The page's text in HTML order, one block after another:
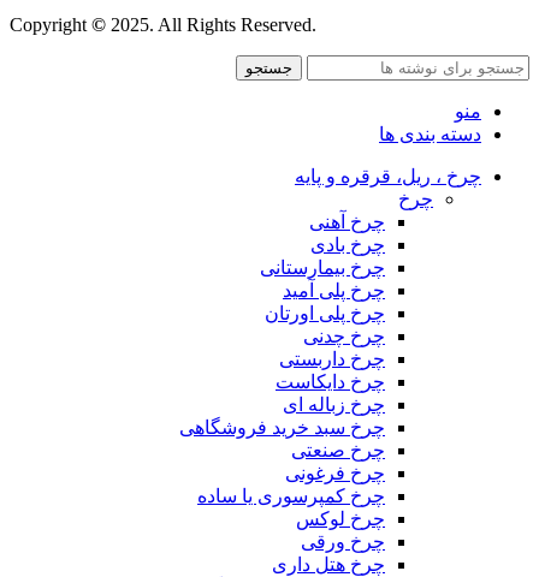
Copyright© 2025. All Rights Reserved.
جستجو
منو
دسته بندی ها
چرخ ، ریل، قرقره و پایه
چرخ
چرخ آهنی
چرخ بادی
چرخ بیمارستانی
چرخ پلی آمید
چرخ پلی اورتان
چرخ چدنی
چرخ داربستی
چرخ دایکاست
چرخ زباله ای
چرخ سبد خرید فروشگاهی
چرخ صنعتی
چرخ فرغونی
چرخ کمپرسوری یا ساده
چرخ لوکس
چرخ ورقی
چرخ هتل داری